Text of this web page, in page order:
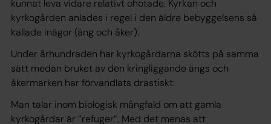
kunnat leva vidare relativt ohotade. Kyrkan och
kyrkogården anlades i regel i den äldre bebyggelsens så
kallade inägor (äng och åker).
Under århundraden har kyrkogårdarna skötts på samma
sätt medan bruket av den kringliggande ängs och
åkermarken har förvandlats drastiskt.
Man talar inom biologisk mångfald om att gamla
kyrkogårdar är ”refuger”. Med det menas att